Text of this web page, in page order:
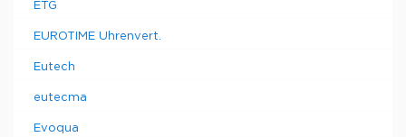
ETG
EUROTIME Uhrenvert.
Eutech
eutecma
Evoqua